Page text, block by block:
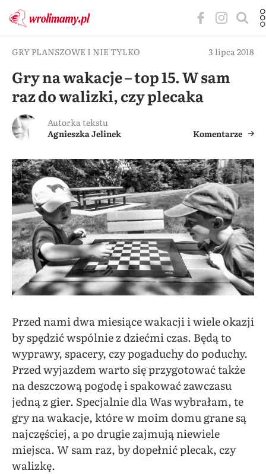
GRY PLANSZOWE I NIE TYLKO 3 lipca 2018
Gry na wakacje – top 15. W sam
raz do walizki, czy plecaka
Autorka tekstu
Agnieszka Jelinek
Komentarze
Przed nami dwa miesiące wakacji i wiele okazji
by spędzić wspólnie z dziećmi czas. Będą to
wyprawy, spacery, czy pogaduchy do poduchy.
Przed wyjazdem warto się przygotować także
na deszczową pogodę i spakować zawczasu
jedną z gier. Specjalnie dla Was wybrałam, te
gry na wakacje, które w moim domu grane są
najczęściej, a po drugie zajmują niewiele
miejsca. W sam raz, by dopełnić plecak, czy
walizkę.